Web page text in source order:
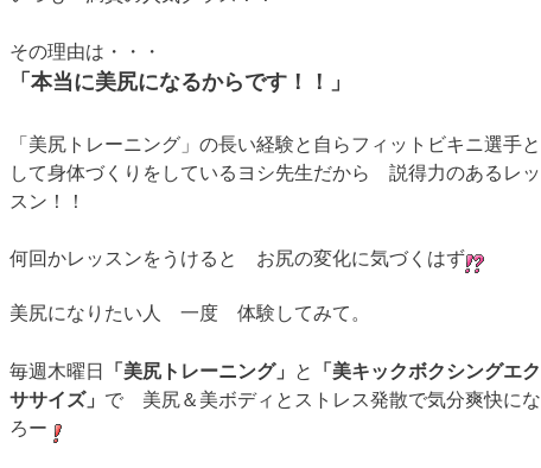
その理由は・・・
「本当に美尻になるからです！！」
「美尻トレーニング」の長い経験と自らフィットビキニ選手と
して身体づくりをしているヨシ先生だから 説得力のあるレッ
スン！！
何回かレッスンをうけると お尻の変化に気づくはず
美尻になりたい人 一度 体験してみて。
毎週木曜日 「美尻トレーニング」 と
「美キックボクシングエク
ササイズ」 で 美尻＆美ボディとストレス発散で気分爽快にな
ろー